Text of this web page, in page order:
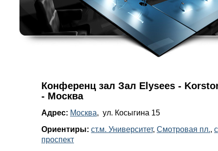
Конференц зал Зал Elysees -
- Москва
Адрес: Москва, ул. Косыгина 15
Ориентиры: ст.м. Университет, Смотровая пл.,
проспект